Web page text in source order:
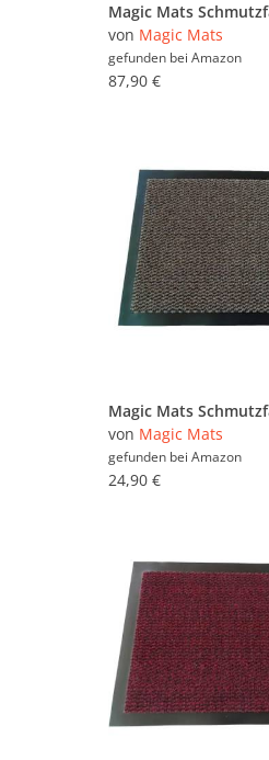
von Magic Mats
gefunden bei Amazon
87,90 €
von Magic Mats
gefunden bei Amazon
24,90 €